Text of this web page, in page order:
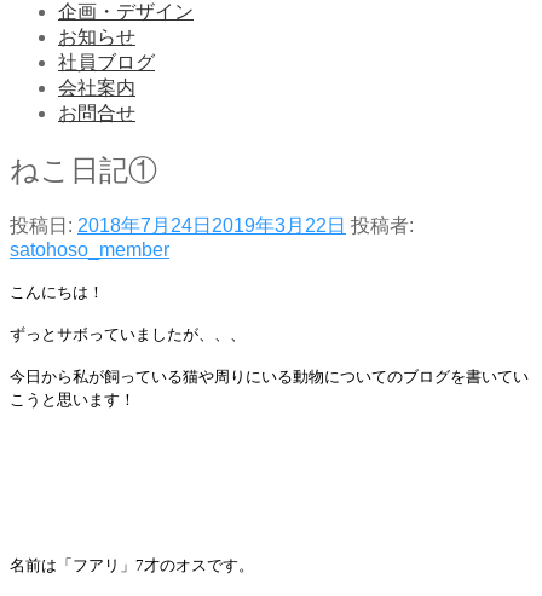
企画・デザイン
お知らせ
社員ブログ
会社案内
お問合せ
ねこ日記①
投稿日: 2018年7月24日 2019年3月22日 投稿者:
satohoso_member
こんにちは！
ずっとサボっていましたが、、、
今日から私が飼っている猫や周りにいる動物についてのブログを書いてい
こうと思います！
名前は「フアリ」 7才のオスです。